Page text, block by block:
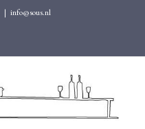
| info@sous.nl